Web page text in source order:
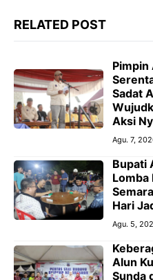
RELATED POST
Pimpin
Sadat
Aksi
Agu. 7,
Bupati
Lomba
Hari
Agu. 5,
Alun
Sunda